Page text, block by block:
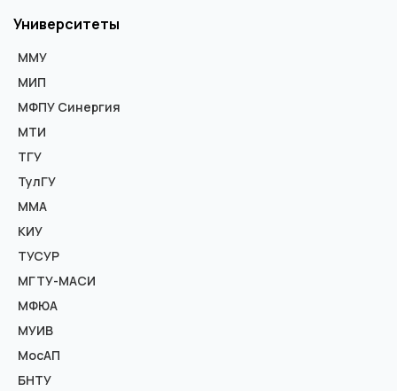
Университеты
ММУ
МИП
МФПУ Синергия
МТИ
ТГУ
ТулГУ
ММА
КИУ
ТУСУР
МГТУ-МАСИ
МФЮА
МУИВ
МосАП
БНТУ